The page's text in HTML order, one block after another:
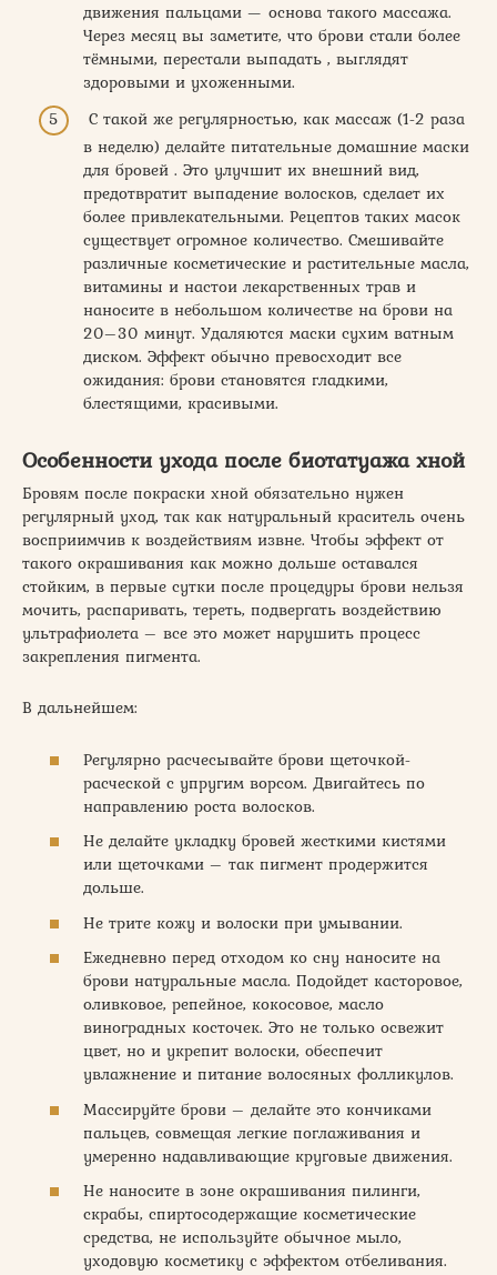
движения пальцами — основа такого массажа.
Через месяц вы заметите, что брови стали более
тёмными, перестали выпадать , выглядят
здоровыми и ухоженными.
С такой же регулярностью, как массаж (1-2 раза
в неделю) делайте питательные домашние маски
для бровей . Это улучшит их внешний вид,
предотвратит выпадение волосков, сделает их
более привлекательными. Рецептов таких масок
существует огромное количество. Смешивайте
различные косметические и растительные масла,
витамины и настои лекарственных трав и
наносите в небольшом количестве на брови на
20–30 минут. Удаляются маски сухим ватным
диском. Эффект обычно превосходит все
ожидания: брови становятся гладкими,
блестящими, красивыми.
Особенности ухода после биотатуажа хной
Бровям после покраски хной обязательно нужен
регулярный уход, так как натуральный краситель очень
восприимчив к воздействиям извне. Чтобы эффект от
такого окрашивания как можно дольше оставался
стойким, в первые сутки после процедуры брови нельзя
мочить, распаривать, тереть, подвергать воздействию
ультрафиолета – все это может нарушить процесс
закрепления пигмента.
В дальнейшем:
Регулярно расчесывайте брови щеточкой-
расческой с упругим ворсом. Двигайтесь по
направлению роста волосков.
Не делайте укладку бровей жесткими кистями
или щеточками – так пигмент продержится
дольше.
Не трите кожу и волоски при умывании.
Ежедневно перед отходом ко сну наносите на
брови натуральные масла. Подойдет касторовое,
оливковое, репейное, кокосовое, масло
виноградных косточек. Это не только освежит
цвет, но и укрепит волоски, обеспечит
увлажнение и питание волосяных фолликулов.
Массируйте брови – делайте это кончиками
пальцев, совмещая легкие поглаживания и
умеренно надавливающие круговые движения.
Не наносите в зоне окрашивания пилинги,
скрабы, спиртосодержащие косметические
средства, не используйте обычное мыло,
уходовую косметику с эффектом отбеливания.